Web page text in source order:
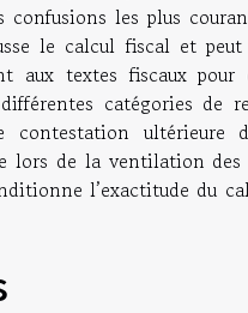
les plus
le calcul fiscal et
aux textes fiscaux
catégories de
contestation
lors de la ventilation
l’exactitude du